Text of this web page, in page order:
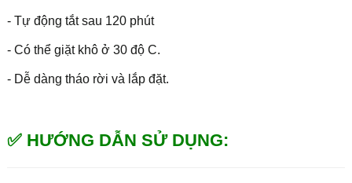
- Tự động tắt sau 120 phút
- Có thể giặt khô ở 30 độ C.
- Dễ dàng tháo rời và lắp đặt.
✅ HƯỚNG DẪN SỬ DỤNG: